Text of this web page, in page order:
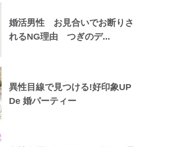
婚活男性 お見合いでお断りさ
れるNG理由 つぎのデ...
異性目線で見つける!好印象UP
De 婚パーティー